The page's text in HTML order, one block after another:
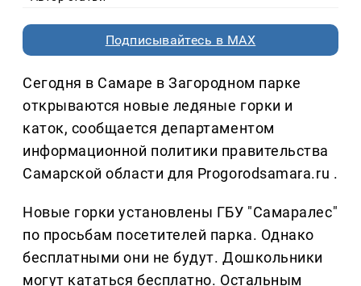
Подписывайтесь в MAX
Сегодня в Самаре в Загородном парке
открываются новые ледяные горки и
каток, сообщается департаментом
информационной политики правительства
Самарской области для Progorodsamara.ru .
Новые горки установлены ГБУ "Самаралес"
по просьбам посетителей парка. Однако
бесплатными они не будут. Дошкольники
могут кататься бесплатно. Остальным